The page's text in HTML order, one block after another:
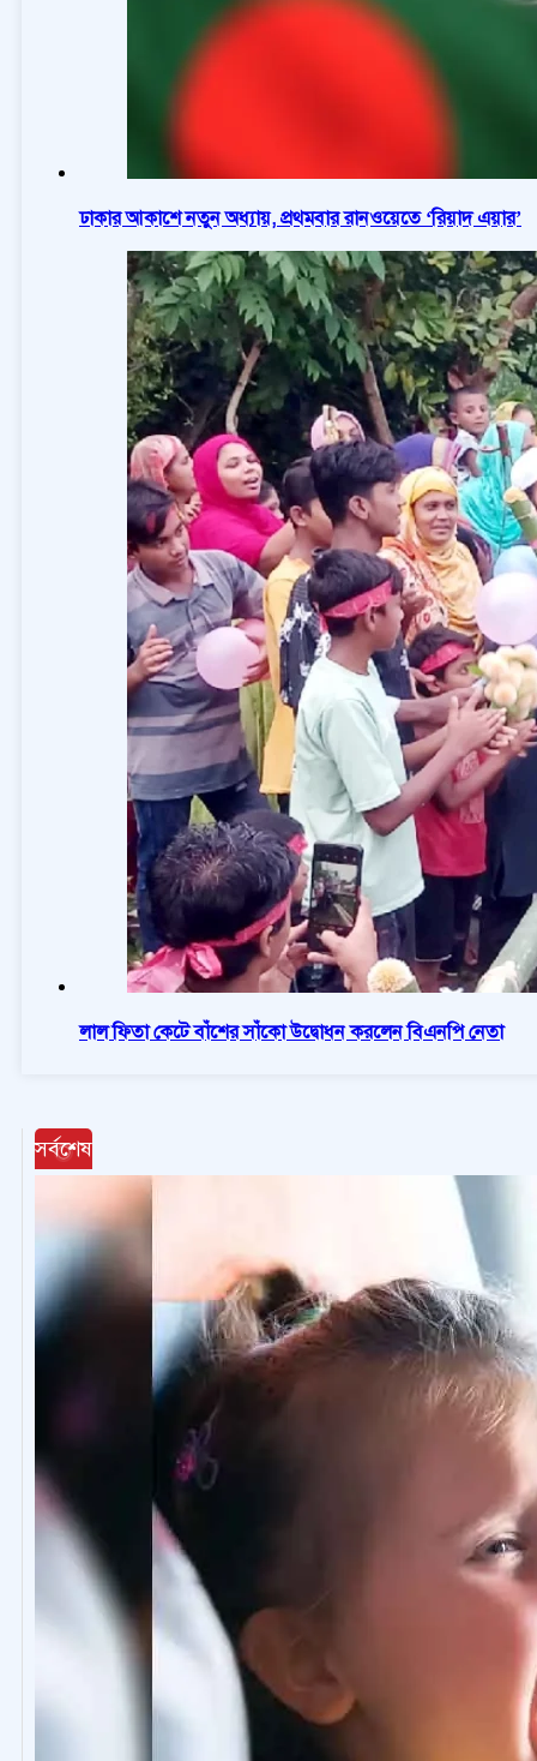
ঢাকার আকাশে নতুন অধ্যায়, প্রথমবার রানওয়েতে ‘রিয়াদ এয়ার’
লাল ফিতা কেটে বাঁশের সাঁকো উদ্বোধন করলেন বিএনপি নেতা
সর্বশেষ